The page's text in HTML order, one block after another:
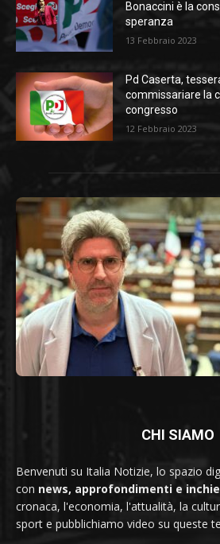
Bonaccini è la
speranza
13 Febbraio 2023
Pd Caserta,
commissariare la
congresso
12 Febbraio 2023
CHI SIAMO
Benvenuti su Italia Notizie, lo spazio
con news, approfondimenti e
cronaca, l'economia, l'attualità, la
sport e pubblichiamo video su queste